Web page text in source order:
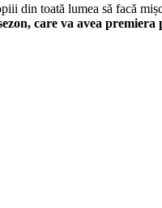
din toată lumea să facă
care va avea